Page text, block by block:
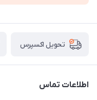
تحویل اکسپرس
اطلاعات تماس